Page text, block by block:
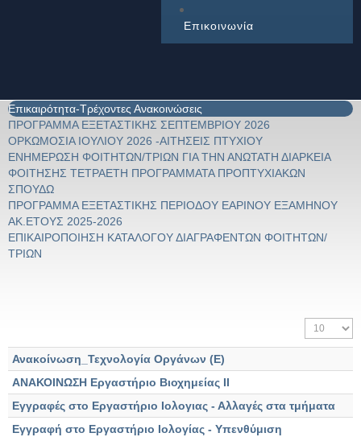
Επικοινωνία
Επικαιρότητα-Τρέχοντες Ανακοινώσεις
ΠΡΟΓΡΑΜΜΑ ΕΞΕΤΑΣΤΙΚΗΣ ΣΕΠΤΕΜΒΡΙΟΥ 2026
ΟΡΚΩΜΟΣΙΑ ΙΟΥΛΙΟΥ 2026 -ΑΙΤΗΣΕΙΣ ΠΤΥΧΙΟΥ
ΕΝΗΜΕΡΩΣΗ ΦΟΙΤΗΤΩΝ/ΤΡΙΩΝ ΓΙΑ ΤΗΝ ΑΝΩΤΑΤΗ ΔΙΑΡΚΕΙΑ
ΦΟΙΤΗΣΗΣ ΤΕΤΡΑΕΤΗ ΠΡΟΓΡΑΜΜΑΤΑ ΠΡΟΠΤΥΧΙΑΚΩΝ
ΣΠΟΥΔΩ
ΠΡΟΓΡΑΜΜΑ ΕΞΕΤΑΣΤΙΚΗΣ ΠΕΡΙΟΔΟΥ ΕΑΡΙΝΟΥ ΕΞΑΜΗΝΟΥ
ΑΚ.ΕΤΟΥΣ 2025-2026
ΕΠΙΚΑΙΡΟΠΟΙΗΣΗ ΚΑΤΑΛΟΓΟΥ ΔΙΑΓΡΑΦΕΝΤΩΝ ΦΟΙΤΗΤΩΝ/
ΤΡΙΩΝ
Εμφάνιση #
Ανακοίνωση_Τεχνολογία Οργάνων (Ε)
ΑΝΑΚΟΙΝΩΣΗ Εργαστήριο Βιοχημείας ΙΙ
Εγγραφές στο Εργαστήριο Ιολογιας - Αλλαγές στα τμήματα
Εγγραφή στο Εργαστήριο Ιολογίας - Υπενθύμιση